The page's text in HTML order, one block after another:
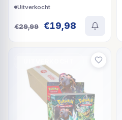
Uitverkocht
€29,99
Oorspronkelijke
€19,98Huidige
€19,98.